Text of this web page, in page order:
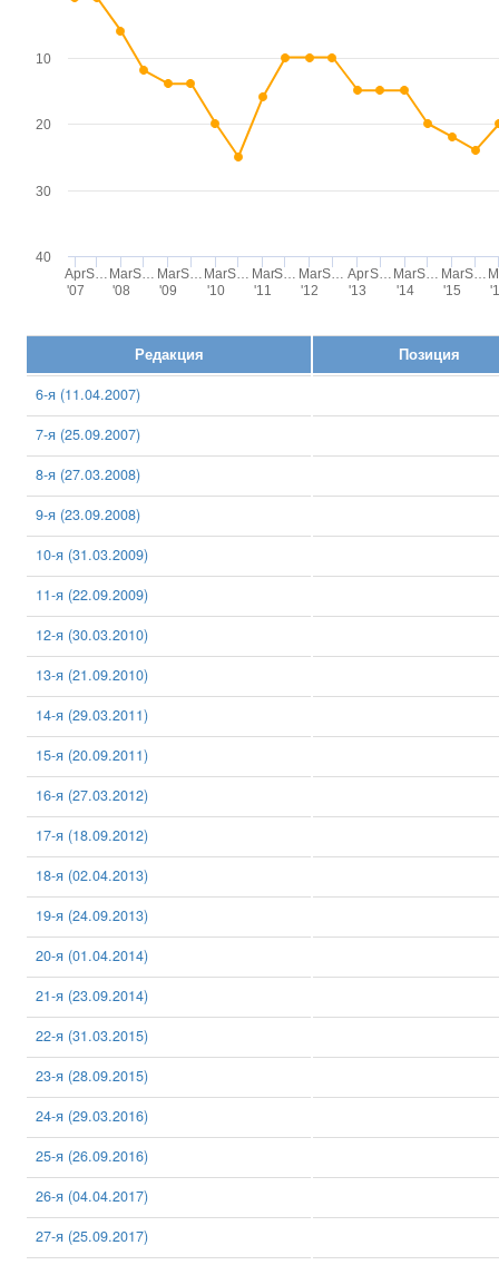
Apr
'07
S… Mar
'08
S… Mar
'09
S… Mar
'10
S… Mar
'11
S… Mar
'12
S… Apr
'13
S… Mar
'14
S… Mar
'15
S…
10
20
30
40
Редакция
Позиция
6-я (11.04.2007)
7-я (25.09.2007)
8-я (27.03.2008)
9-я (23.09.2008)
10-я (31.03.2009)
11-я (22.09.2009)
12-я (30.03.2010)
13-я (21.09.2010)
14-я (29.03.2011)
15-я (20.09.2011)
16-я (27.03.2012)
17-я (18.09.2012)
18-я (02.04.2013)
19-я (24.09.2013)
20-я (01.04.2014)
21-я (23.09.2014)
22-я (31.03.2015)
23-я (28.09.2015)
24-я (29.03.2016)
25-я (26.09.2016)
26-я (04.04.2017)
27-я (25.09.2017)